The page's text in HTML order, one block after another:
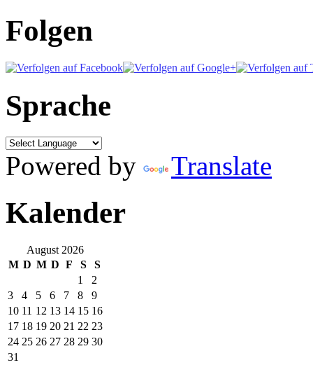
Folgen
Sprache
Powered by Translate
Kalender
August 2026
M D M D F S
S
1
2
3
4 5 6 7 8
9
10 11 12 13 14 15 16
17 18 19 20 21 22 23
24 25 26 27 28 29 30
31